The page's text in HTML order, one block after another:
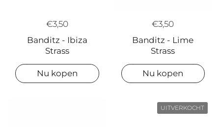
€3,50
Banditz - Ibiza
Strass
Nu kopen
€3,50
Banditz - Lime
Strass
Nu kopen
UITVERKOCHT